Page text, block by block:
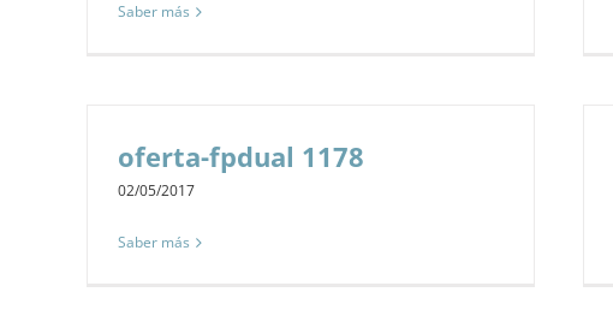
Saber más
oferta-fpdual 1178
02/05/2017
Saber más